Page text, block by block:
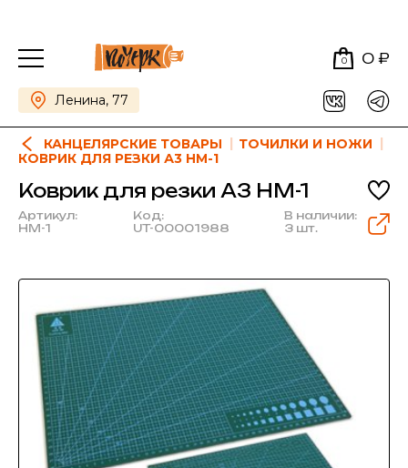
0 0 ₽
Ленина, 77
КАНЦЕЛЯРСКИЕ ТОВАРЫ
ТОЧИЛКИ И НОЖИ
КОВРИК ДЛЯ РЕЗКИ А3 HM-1
Коврик для резки А3 HM-1
Артикул:
HM-1
Код:
UT-00001988
В наличии:
3 шт.